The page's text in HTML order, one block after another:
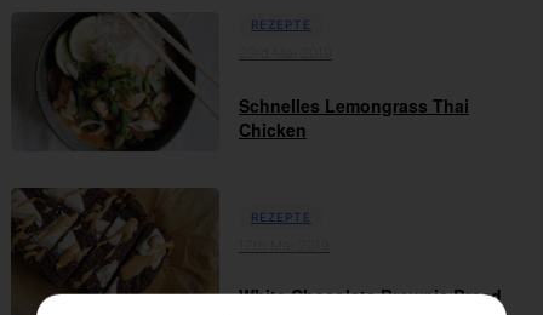
REZEPTE
Schnelles Lemongrass Thai
Chicken
REZEPTE
White Chocolate Brownie Bread